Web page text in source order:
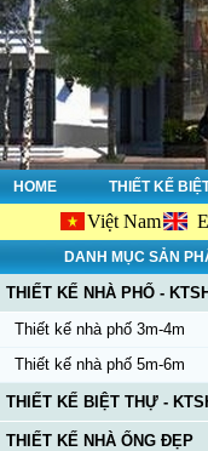
HOME THIẾT KẾ
Việt Nam
DANH MỤC SẢN
THIẾT KẾ NHÀ PHỐ -
Thiết kế nhà phố 3m-4m
Thiết kế nhà phố 5m-6m
THIẾT KẾ BIỆT THỰ -
THIẾT KẾ NHÀ ỐNG ĐẸP